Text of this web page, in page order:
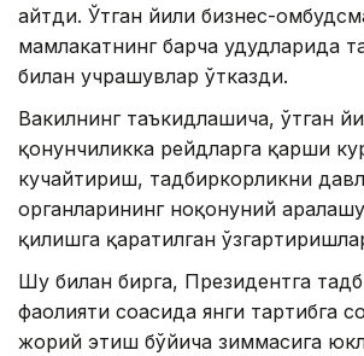
айтди. Ўтган йили бизнес-
мамлакатнинг барча ҳудудларида
билан учрашувлар ўтказди.
Вакилнинг таъкидлашича, ўтган
қонунчиликка рейдларга қарши
кучайтириш, тадбиркорликни
органларининг ноқонуний
қилишга қаратилган
Шу билан бирга, Президентга
фаолияти соҳасида янги тартибга
жорий этиш бўйича зиммасига